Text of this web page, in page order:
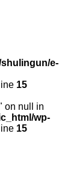
e-
15
on null in
wp-
15